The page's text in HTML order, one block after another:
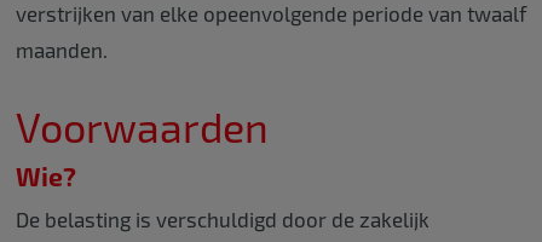
verstrijken van elke opeenvolgende periode van twaalf
maanden.
Voorwaarden
Wie?
De belasting is verschuldigd door de zakelijk